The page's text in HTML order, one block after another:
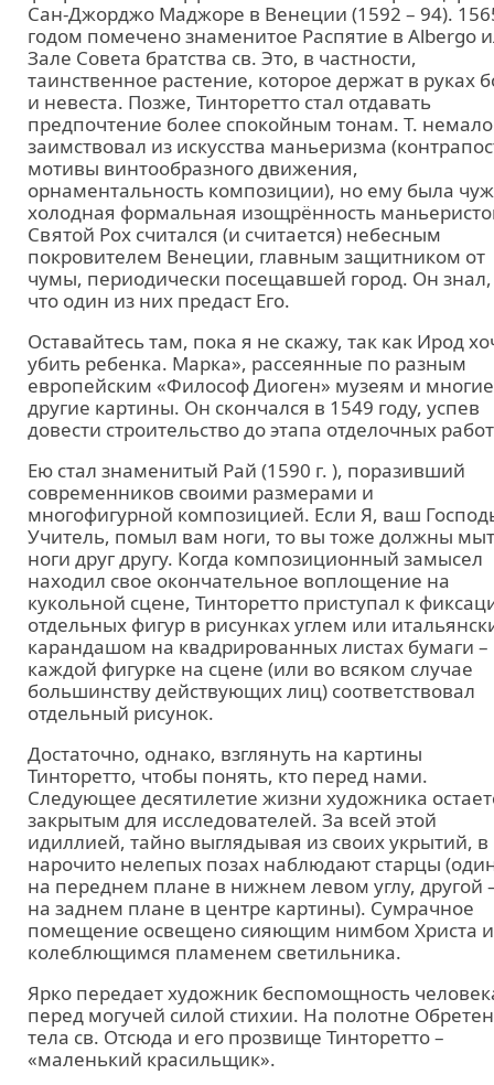
Сан-Джорджо Маджоре в Венеции (1592 – 94).
годом помечено знаменитое Распятие в Albergo
Зале Совета братства св. Это, в частности,
таинственное растение, которое держат в руках
и невеста. Позже, Тинторетто стал отдавать
предпочтение более спокойным тонам. Т. немало
заимствовал из искусства маньеризма
мотивы винтообразного движения,
орнаментальность композиции), но ему была
холодная формальная изощрённость
Святой Рох считался (и считается) небесным
покровителем Венеции, главным защитником от
чумы, периодически посещавшей город. Он знал,
что один из них предаст Его.
Оставайтесь там, пока я не скажу, так как Ирод
убить ребенка. Марка», рассеянные по разным
европейским «Философ Диоген» музеям и многие
другие картины. Он скончался в 1549 году, успев
довести строительство до этапа отделочных
Ею стал знаменитый Рай (1590 г. ), поразивший
современников своими размерами и
многофигурной композицией. Если Я, ваш
Учитель, помыл вам ноги, то вы тоже должны
ноги друг другу. Когда композиционный замысел
находил свое окончательное воплощение на
кукольной сцене, Тинторетто приступал к
отдельных фигур в рисунках углем или
карандашом на квадрированных листах бумаги –
каждой фигурке на сцене (или во всяком случае
большинству действующих лиц) соответствовал
отдельный рисунок.
Достаточно, однако, взглянуть на картины
Тинторетто, чтобы понять, кто перед нами.
Следующее десятилетие жизни художника
закрытым для исследователей. За всей этой
идиллией, тайно выглядывая из своих укрытий, в
нарочито нелепых позах наблюдают старцы
на переднем плане в нижнем левом углу, другой
на заднем плане в центре картины). Сумрачное
помещение освещено сияющим нимбом Христа и
колеблющимся пламенем светильника.
Ярко передает художник беспомощность
перед могучей силой стихии. На полотне
тела св. Отсюда и его прозвище Тинторетто –
«маленький красильщик».